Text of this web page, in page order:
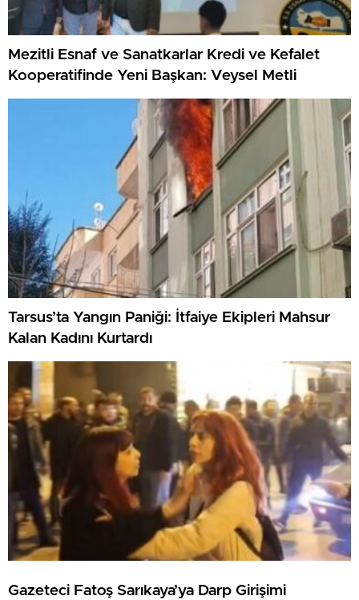
Mezitli Esnaf ve Sanatkarlar Kredi ve Kefalet
Kooperatifinde Yeni Başkan: Veysel Metli
Tarsus’ta Yangın Paniği: İtfaiye Ekipleri Mahsur
Kalan Kadını Kurtardı
Gazeteci Fatoş Sarıkaya’ya Darp Girişimi